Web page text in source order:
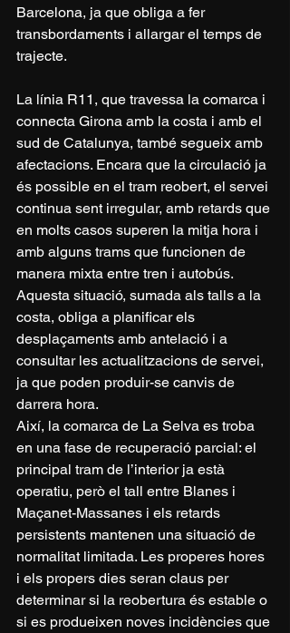
Barcelona, ja que obliga a fer
transbordaments i allargar el temps de
trajecte.
La línia R11, que travessa la comarca i
connecta Girona amb la costa i amb el
sud de Catalunya, també segueix amb
afectacions. Encara que la circulació ja
és possible en el tram reobert, el servei
continua sent irregular, amb retards que
en molts casos superen la mitja hora i
amb alguns trams que funcionen de
manera mixta entre tren i autobús.
Aquesta situació, sumada als talls a la
costa, obliga a planificar els
desplaçaments amb antelació i a
consultar les actualitzacions de servei,
ja que poden produir-se canvis de
darrera hora.
Així, la comarca de La Selva es troba
en una fase de recuperació parcial: el
principal tram de l’interior ja està
operatiu, però el tall entre Blanes i
Maçanet-Massanes i els retards
persistents mantenen una situació de
normalitat limitada. Les properes hores
i els propers dies seran claus per
determinar si la reobertura és estable o
si es produeixen noves incidències que